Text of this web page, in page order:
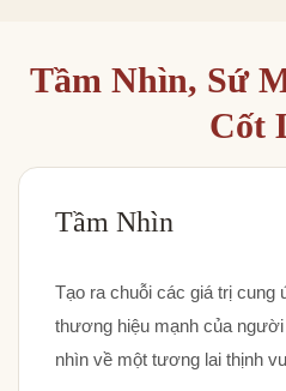
Tầm Nhìn, Sứ
Cốt
Tầm Nhìn
Tạo ra chuỗi các giá trị cung
thương hiệu mạnh của
nhìn về một tương lai thịnh